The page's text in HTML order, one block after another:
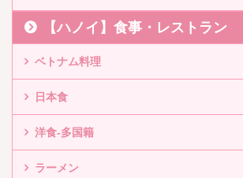
【ハノイ】食事・レストラン
ベトナム料理
日本食
洋食-多国籍
ラーメン